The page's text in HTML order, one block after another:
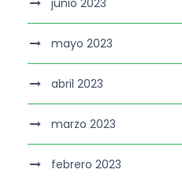
junio 2023
mayo 2023
abril 2023
marzo 2023
febrero 2023